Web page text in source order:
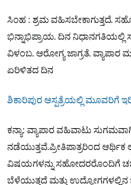
ಸಿಂಹ : ಶ್ರಮ ವಹಿಸಬೇಕಾಗುತ್ತದೆ.
ಭಿನ್ನಾಭಿಪ್ರಾಯ. ದಿನ ನಿಧಾನಗತಿಯಲ್ಲಿ
ವಿಳಂಬ. ಆರೋಗ್ಯ ಜಾಗ್ರತೆ. ವ್ಯಾಪಾರ
ಏರಿಳಿತದ ದಿನ
ಶಿಕಾರಿಪುರ ಆಸ್ಪತ್ರೆಯಲ್ಲಿ ಮೂವರಿಗೆ
ಕನ್ಯಾ: ವ್ಯಾಪಾರ ವಹಿವಾಟು
ನಡೆಯುತ್ತವೆ.ಪ್ರೀತಿಪಾತ್ರರಿಂದ ಆರ್ಥಿಕ
ವಿಷಯಗಳನ್ನು ಸಹೋದರರೊಂದಿಗೆ